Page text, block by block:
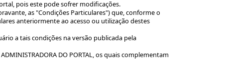
pois este pode sofrer modificações.
as "Condições Particulares") que, conforme o
anteriormente ao acesso ou utilização destes
a tais condições na versão publicada pela
DO PORTAL, os quais complementam